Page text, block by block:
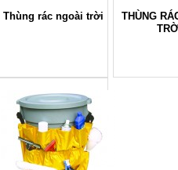
Thùng rác ngoài trời
THÙNG